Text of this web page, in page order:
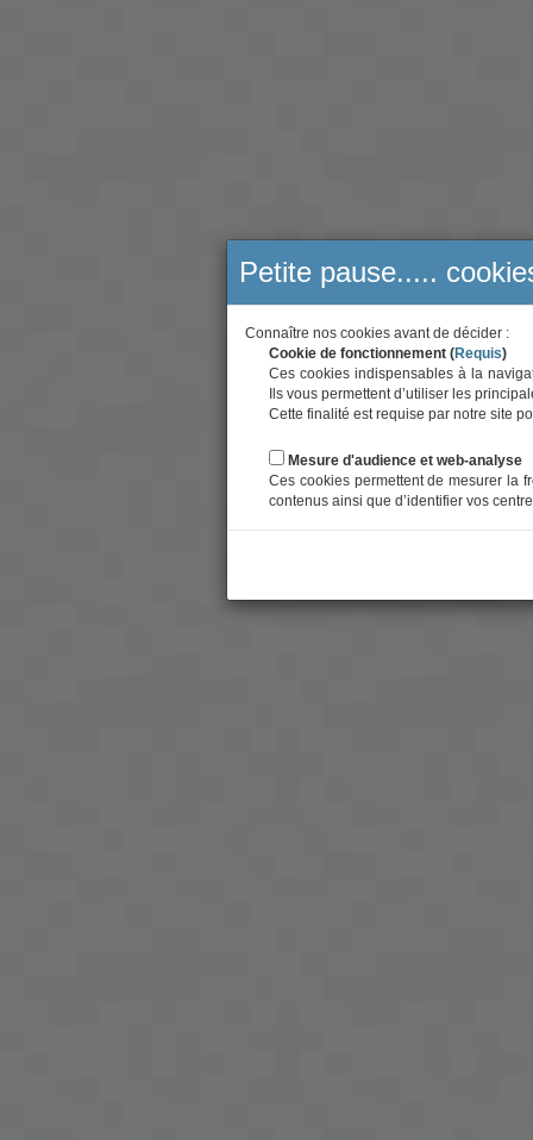
Petite pause.....
Connaître nos cookies avant de décider :
Cookie de fonctionnement (Requis)
Ces cookies indispensables à la
Ils vous permettent d’utiliser les
Cette finalité est requise par notre site
Mesure d'audience et web-analyse
Ces cookies permettent de mesurer la
contenus ainsi que d’identifier vos